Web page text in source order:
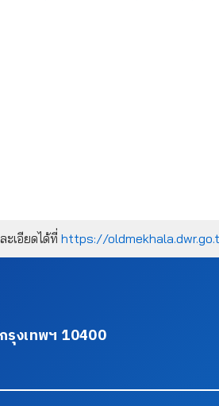
เอียดได้ที่ https://
รุงเทพฯ 10400